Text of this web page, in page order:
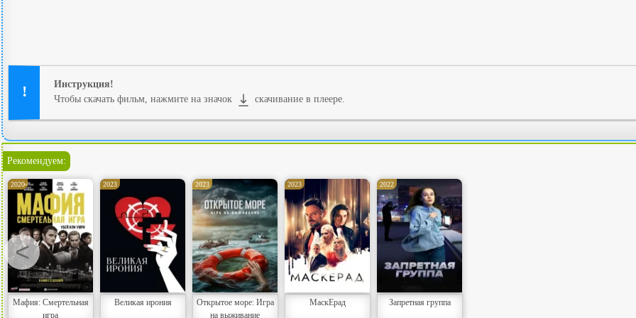
Инструкция!
Чтобы скачать фильм, нажмите на значок
скачивание в плеере.
Рекомендуем:
2020
Мафия: Смертельная
игра
2023
Великая ирония
2023
Открытое море: Игра
на выживание
2023
МаскЕрад
2022
Запретная группа
<